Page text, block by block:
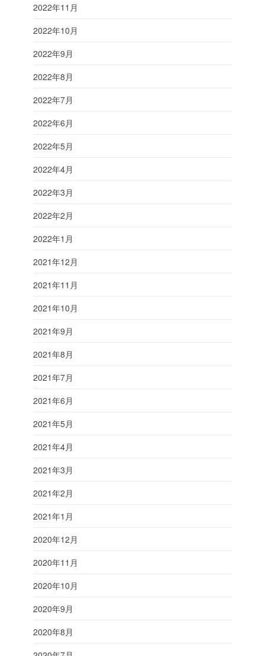
2022年11月
2022年10月
2022年9月
2022年8月
2022年7月
2022年6月
2022年5月
2022年4月
2022年3月
2022年2月
2022年1月
2021年12月
2021年11月
2021年10月
2021年9月
2021年8月
2021年7月
2021年6月
2021年5月
2021年4月
2021年3月
2021年2月
2021年1月
2020年12月
2020年11月
2020年10月
2020年9月
2020年8月